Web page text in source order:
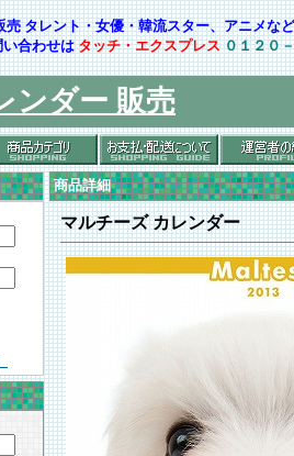
売 タレント・女優・韓流スター、アニメ
い合わせはタッチ・エクスプレス ０１２０
ンダー 販売
商品詳細
マルチーズ カレンダー